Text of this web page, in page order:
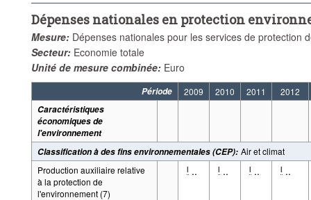
Dépenses nationales en protection
Mesure: Dépenses nationales pour les services de protection
Secteur: Economie totale
Unité de mesure combinée: Euro
Période 2009 2010 2011
2012
Caractéristiques
économiques de
l'environnement
Classification à des fins environnementales (CEP): Air et climat
Production auxiliaire relative
à la protection de
l'environnement (7)
l .. l .. l .. l ..